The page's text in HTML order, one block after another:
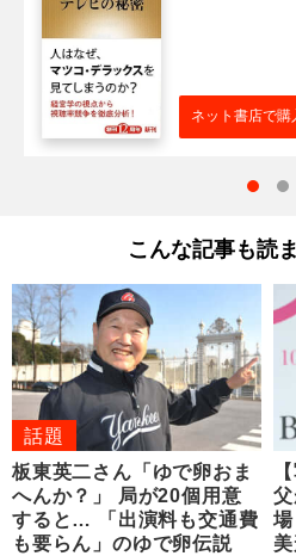
ネット書店で購
こんな記事も読
話題
板東英二さん「ゆで卵おま
へんか？」 局が20個用意
すると… 「出演料も交通費
も要らん」のゆで卵伝説